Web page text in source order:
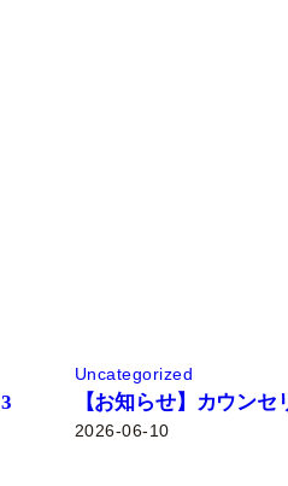
Uncategorized
【お知らせ】カウン
2026-06-10